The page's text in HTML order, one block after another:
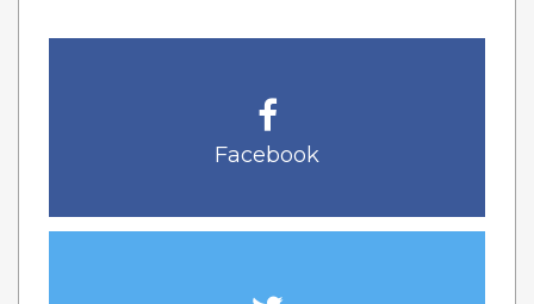
Facebook